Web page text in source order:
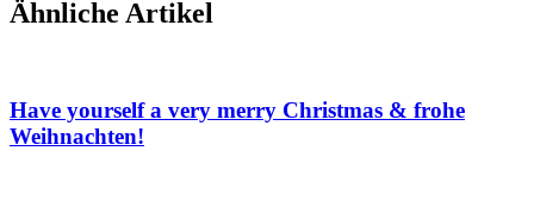
Ähnliche Artikel
Have yourself a very merry Christmas & frohe
Weihnachten!